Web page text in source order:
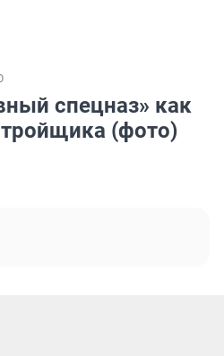
спецназ» как
(фото)